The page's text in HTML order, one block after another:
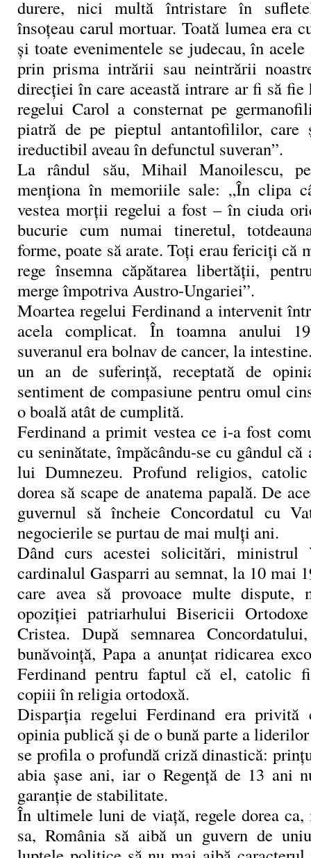
durere, nici multă întristare în
însoţeau carul mortuar. Toată lumea era
şi toate evenimentele se judecau, în
prin prisma intrării sau neintrării
direcţiei în care această intrare ar fi să fie
regelui Carol a consternat pe
piatră de pe pieptul antantofililor, care
ireductibil aveau în defunctul suveran”.
La rândul său, Mihail Manoilescu,
menţiona în memoriile sale: „În clipa
vestea morţii regelui a fost – în ciuda
bucurie cum numai tineretul,
forme, poate să arate. Toţi erau fericiţi că
rege însemna căpătarea libertăţii,
merge împotriva Austro-Ungariei”.
Moartea regelui Ferdinand a intervenit
acela complicat. În toamna anului
suveranul era bolnav de cancer, la
un an de suferinţă, receptată de
sentiment de compasiune pentru omul
o boală atât de cumplită.
Ferdinand a primit vestea ce i-a fost
cu seninătate, împăcându-se cu gândul că
lui Dumnezeu. Profund religios,
dorea să scape de anatema papală. De
guvernul să încheie Concordatul cu
negocierile se purtau de mai mulţi ani.
Dând curs acestei solicitări,
cardinalul Gasparri au semnat, la 10 mai
care avea să provoace multe dispute,
opoziţiei patriarhului Bisericii
Cristea. După semnarea
bunăvoinţă, Papa a anunţat ridicarea
Ferdinand pentru faptul că el, catolic
copiii în religia ortodoxă.
Disparţia regelui Ferdinand era privită
opinia publică şi de o bună parte a
se profila o profundă criză dinastică:
abia şase ani, iar o Regenţă de 13 ani
garanţie de stabilitate.
În ultimele luni de viaţă, regele dorea ca,
sa, România să aibă un guvern de